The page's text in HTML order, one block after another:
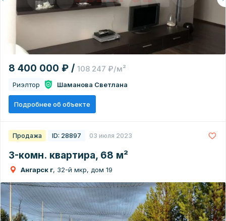
8 400 000 ₽ / 108 247 ₽/м²
Риэлтор Шаманова Светлана
Подробнее об объекте
Продажа ID: 28897 03 июля 2023
3-комн. квартира, 68 м²
Ангарск г, 32-й мкр, дом 19